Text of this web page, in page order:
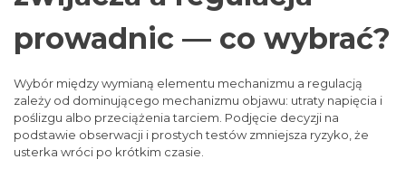
prowadnic — co wybrać?
Wybór między wymianą elementu mechanizmu a regulacją
zależy od dominującego mechanizmu objawu: utraty napięcia i
poślizgu albo przeciążenia tarciem. Podjęcie decyzji na
podstawie obserwacji i prostych testów zmniejsza ryzyko, że
usterka wróci po krótkim czasie.